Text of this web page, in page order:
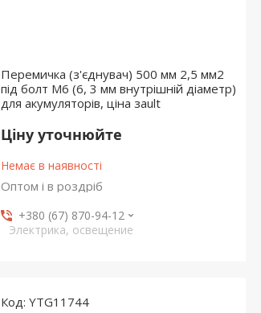
Перемичка (з'єднувач) 500 мм 2,5 мм2
під болт М6 (6, 3 мм внутрішній діаметр)
для акумуляторів, ціна заult
Ціну уточнюйте
Немає в наявності
Оптом і в роздріб
+380 (67) 870-94-12
Электрика, освещение
YTG11744